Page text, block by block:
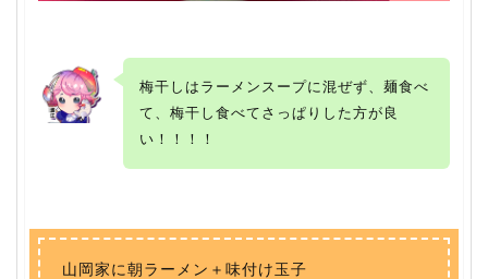
梅干しはラーメンスープに混ぜず、麺食べ
て、梅干し食べてさっぱりした方が良
い！！！！
山岡家に朝ラーメン＋味付け玉子